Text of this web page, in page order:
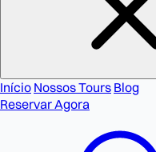
Início Nossos Tours Blog
Reservar Agora